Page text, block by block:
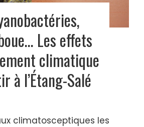
Les effets
climatique
à l’Étang-Salé
climatosceptiques les